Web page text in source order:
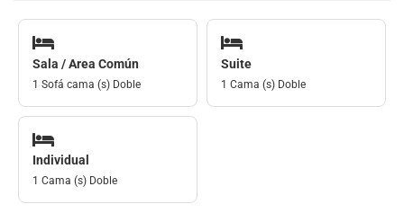
Sala / Area Común
1 Sofá cama (s) Doble
Suite
1 Cama (s) Doble
Individual
1 Cama (s) Doble